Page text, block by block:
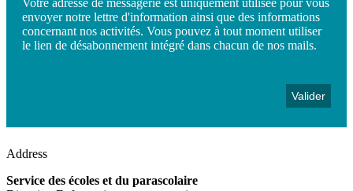
envoyer notre lettre d'information ainsi que des informations
concernant nos activités. Vous pouvez à tout moment utiliser
le lien de désabonnement intégré dans chacun de nos mails.
Address
Service des écoles et du parascolaire